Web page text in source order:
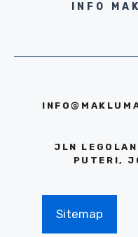
INFO
JLN
PUTERI,
Sitemap